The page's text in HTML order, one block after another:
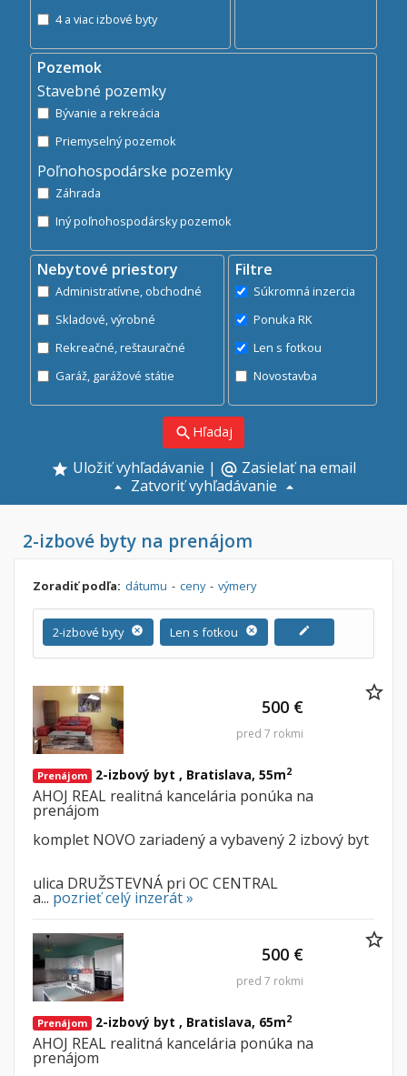
4 a viac izbové byty
Pozemok
Stavebné pozemky
Bývanie a rekreácia
Priemyselný pozemok
Poľnohospodárske pozemky
Záhrada
Iný poľnohospodársky pozemok
Nebytové priestory
Administratívne, obchodné
Skladové, výrobné
Rekreačné, reštauračné
Garáž, garážové státie
Filtre
Súkromná inzercia
Ponuka RK
Len s fotkou
Novostavba
search Hľadaj
Uložiť vyhľadávanie | alternate_email Zasielať na email
Zatvoriť vyhľadávanie
2-izbové byty na prenájom
Zoradiť podľa: dátumu - ceny - výmery
2-izbové byty cancel Len s fotkou cancel edit
Prenájom 2-izbový byt , Bratislava, 55m2
AHOJ REAL realitná kancelária ponúka na
prenájom
komplet NOVO zariadený a vybavený 2 izbový byt
ulica DRUŽSTEVNÁ pri OC CENTRAL
a... pozrieť celý inzerát »
500 €
pred 7 rokmi
Prenájom 2-izbový byt , Bratislava, 65m2
AHOJ REAL realitná kancelária ponúka na
prenájom
500 €
pred 7 rokmi